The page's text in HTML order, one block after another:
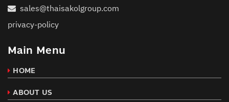
sales@thaisakolgroup.com
privacy-policy
Main Menu
HOME
ABOUT US